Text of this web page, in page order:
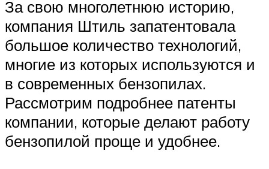
За свою многолетнюю историю,
компания Штиль запатентовала
большое количество технологий,
многие из которых используются и
в современных бензопилах.
Рассмотрим подробнее патенты
компании, которые делают работу
бензопилой проще и удобнее.